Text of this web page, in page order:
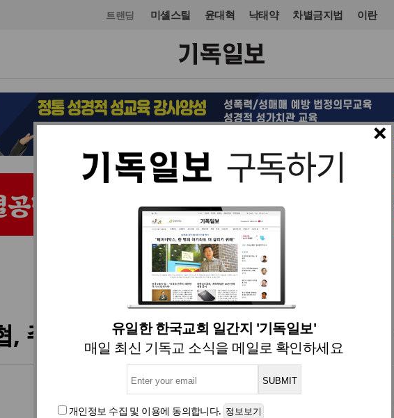
트랜딩 미셸스틸 윤대혁 낙태약 차별금지법 이란
×
유일한 한국교회 일간지 '기독일보'
매일 최신 기독교 소식을 메일로 확인하세요
개인정보 수집 및 이용에 동의합니다.
사회일반 입력 2024. 10. 11 16:31
, 주민 복지 증진 위해 서울 중구와